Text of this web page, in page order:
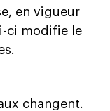
en vigueur
ci modifie le
changent.